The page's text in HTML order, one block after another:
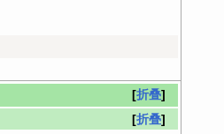
折叠
折叠